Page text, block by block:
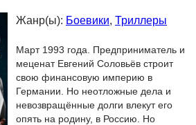
Жанр(ы): Боевики, Триллеры
Март 1993 года. Предприниматель и
меценат Евгений Соловьёв строит
свою финансовую империю в
Германии. Но неотложные дела и
невозвращённые долги влекут его
опять на родину, в Россию. Но